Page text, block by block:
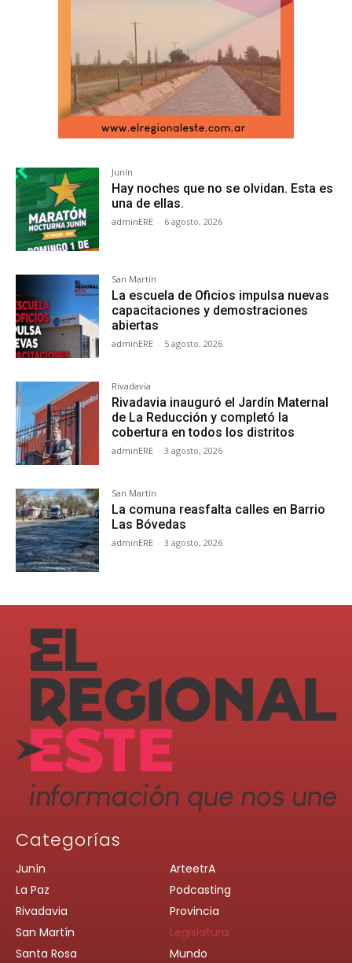
Junín
Hay noches que no se olvidan. Esta es
una de ellas.
adminERE - 6 agosto, 2026
San Martín
La escuela de Oficios impulsa nuevas
capacitaciones y demostraciones
abiertas
adminERE - 5 agosto, 2026
Rivadavia
Rivadavia inauguró el Jardín Maternal
de La Reducción y completó la
cobertura en todos los distritos
adminERE - 3 agosto, 2026
San Martín
La comuna reasfalta calles en Barrio
Las Bóvedas
adminERE - 3 agosto, 2026
Categorías
Junín
La Paz
Rivadavia
San Martín
Santa Rosa
ArteetrA
Podcasting
Provincia
Legislatura
Mundo